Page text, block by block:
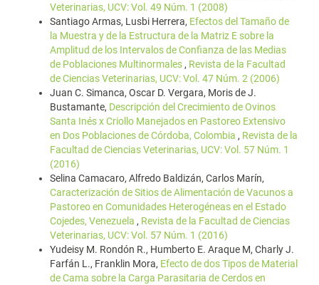
Veterinarias, UCV: Vol. 49 Núm. 1 (2008)
Santiago Armas, Lusbi Herrera, Efectos del Tamaño de
la Muestra y de la Estructura de la Matriz E sobre la
Amplitud de los Intervalos de Confianza de las Medias
de Poblaciones Multinormales , Revista de la Facultad
de Ciencias Veterinarias, UCV: Vol. 47 Núm. 2 (2006)
Juan C. Simanca, Oscar D. Vergara, Moris de J.
Bustamante, Descripción del Crecimiento de Ovinos
Santa Inés x Criollo Manejados en Pastoreo Extensivo
en Dos Poblaciones de Córdoba, Colombia , Revista de la
Facultad de Ciencias Veterinarias, UCV: Vol. 57 Núm. 1
(2016)
Selina Camacaro, Alfredo Baldizán, Carlos Marín,
Caracterización de Sitios de Alimentación de Vacunos a
Pastoreo en Comunidades Heterogéneas en el Estado
Cojedes, Venezuela , Revista de la Facultad de Ciencias
Veterinarias, UCV: Vol. 57 Núm. 1 (2016)
Yudeisy M. Rondón R., Humberto E. Araque M, Charly J.
Farfán L., Franklin Mora, Efecto de dos Tipos de Material
de Cama sobre la Carga Parasitaria de Cerdos en